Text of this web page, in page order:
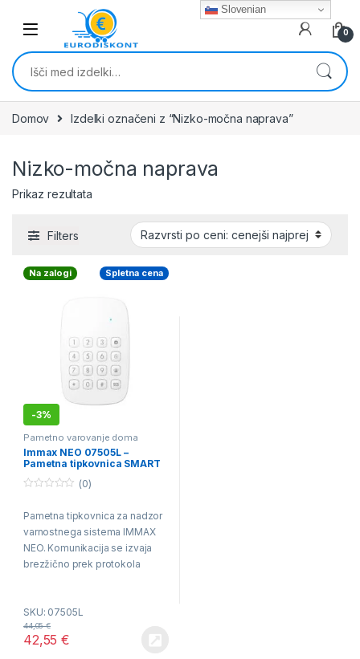
Skip to navigation
0
Išči:
Domov Izdelki označeni z “Nizko-močna naprava”
Nizko-močna naprava
Prikaz rezultata
Filters
Na zalogi
-3%
Spletna cena
Pametno varovanje doma
Immax NEO 07505L –
Pametna tipkovnica SMART
u
o
f
5
(0)
Pametna tipkovnica za nadzor
varnostnega sistema IMMAX
NEO. Komunikacija se izvaja
brezžično prek protokola
Doseg brezžične povezave:
30 m….
SKU: 07505L
42,55€
44,05€
Slovenian